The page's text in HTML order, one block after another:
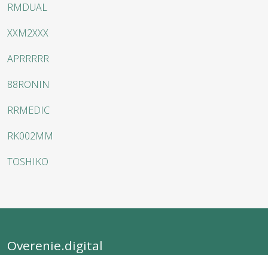
RMDUAL
XXM2XXX
APRRRRR
88RONIN
RRMEDIC
RK002MM
TOSHIKO
Overenie.digital